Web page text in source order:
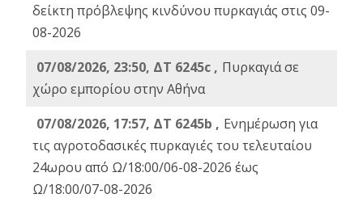
δείκτη πρόβλεψης κινδύνου πυρκαγιάς στις 09-
08-2026
07/08/2026, 23:50, ΔΤ 6245c , Πυρκαγιά σε
χώρο εμπορίου στην Αθήνα
07/08/2026, 17:57, ΔΤ 6245b , Ενημέρωση για
τις αγροτοδασικές πυρκαγιές του τελευταίου
24ωρου από Ω/18:00/06-08-2026 έως
Ω/18:00/07-08-2026